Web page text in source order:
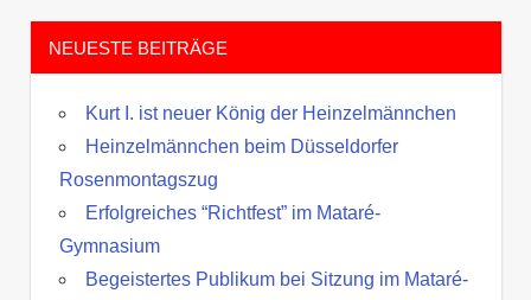
NEUESTE BEITRÄGE
Kurt I. ist neuer König der Heinzelmännchen
Heinzelmännchen beim Düsseldorfer
Rosenmontagszug
Erfolgreiches “Richtfest” im Mataré-
Gymnasium
Begeistertes Publikum bei Sitzung im Mataré-